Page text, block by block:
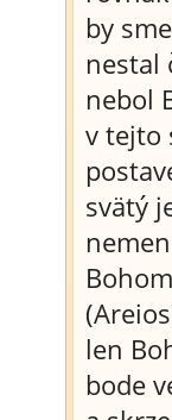
by
nestal
nebol
v tejto
svätý
len
bode